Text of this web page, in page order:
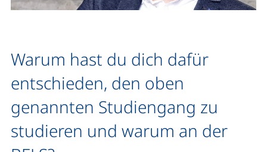
Warum hast du dich dafür
entschieden, den oben
genannten Studiengang zu
studieren und warum an der